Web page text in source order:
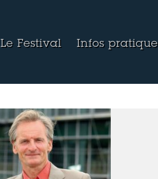
Le Festival Infos